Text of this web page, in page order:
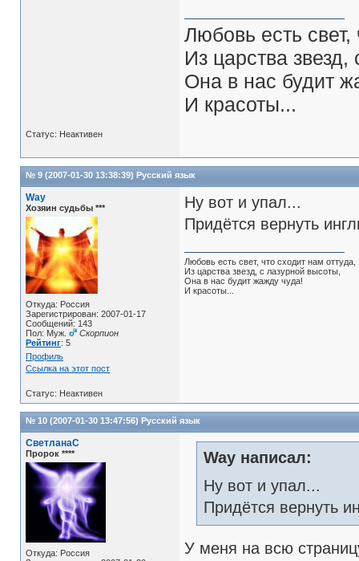
Любовь есть свет,
Из царства
Она в нас будит
И красоты...
Статус: Неактивен
№ 9 (2007-01-30 13:38:39) Русский язык
Way
Хозяин судьбы ***
Откуда: Россия
Зарегистрирован: 2007-01-17
Сообщений: 143
Пол: Муж.
Скорпион
Рейтинг: 5
Профиль
Ссылка на этот пост
Ну вот и упал...
Придётся вернуть
Любовь есть свет, что сходит нам оттуда,
Из царства звезд, с лазурной высоты,
Она в нас будит жажду чуда!
И красоты...
Статус: Неактивен
№ 10 (2007-01-30 13:47:56) Русский язык
СветланаС
Пророк ****
Откуда: Россия
Way написал:
Ну вот и упал...
Придётся вернуть
У меня на всю